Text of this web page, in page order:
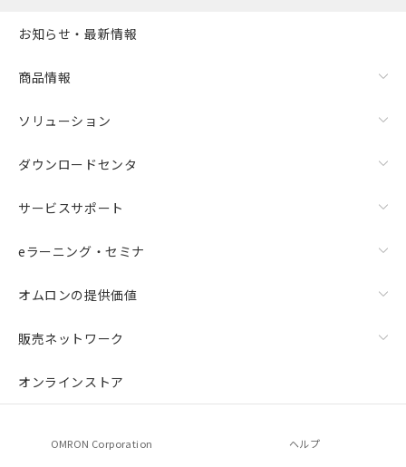
お知らせ・最新情報
商品情報
ソリューション
ダウンロードセンタ
サービスサポート
eラーニング・セミナ
オムロンの提供価値
販売ネットワーク
オンラインストア
OMRON Corporation ヘルプ